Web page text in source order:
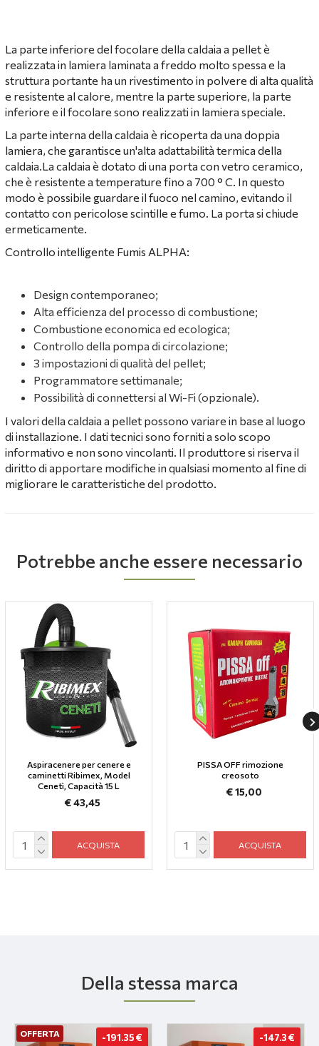
Potrebbe anche essere necessario
Aspiracenere per cenere e
caminetti Ribimex, Model
Cenetì, Capacità 15 L
€ 43,45
ACQUISTA
PISSA OFF rimozione
creosoto
€ 15,00
ACQUISTA
La parte inferiore del focolare della caldaia a pellet è
realizzata in lamiera laminata a freddo molto spessa e la
struttura portante ha un rivestimento in polvere di alta qualità
e resistente al calore, mentre la parte superiore, la parte
inferiore e il focolare sono realizzati in lamiera speciale.
La parte interna della caldaia è ricoperta da una doppia
lamiera, che garantisce un'alta adattabilità termica della
caldaia.La caldaia è dotato di una porta con vetro ceramico,
che è resistente a temperature fino a 700 ° C. In questo
modo è possibile guardare il fuoco nel camino, evitando il
contatto con pericolose scintille e fumo. La porta si chiude
ermeticamente.
Controllo intelligente Fumis ALPHA:
Design contemporaneo;
Alta efficienza del processo di combustione;
Combustione economica ed ecologica;
Controllo della pompa di circolazione;
3 impostazioni di qualità del pellet;
Programmatore settimanale;
Possibilità di connettersi al Wi-Fi (opzionale).
I valori della caldaia a pellet possono variare in base al luogo
di installazione. I dati tecnici sono forniti a solo scopo
informativo e non sono vincolanti. Il produttore si riserva il
diritto di apportare modifiche in qualsiasi momento al fine di
migliorare le caratteristiche del prodotto.
Della stessa marca
OFFERTA -191.35 € -147.3 €